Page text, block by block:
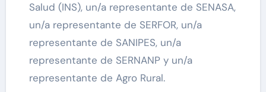
Salud (INS), un/a representante de SENASA,
un/a representante de SERFOR, un/a
representante de SANIPES, un/a
representante de SERNANP y un/a
representante de Agro Rural.